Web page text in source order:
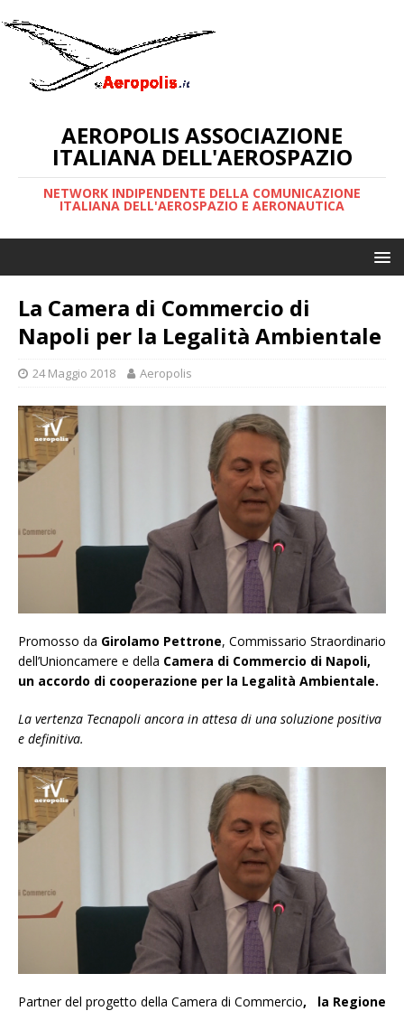
AEROPOLIS ASSOCIAZIONE
ITALIANA DELL'AEROSPAZIO
NETWORK INDIPENDENTE DELLA COMUNICAZIONE
ITALIANA DELL'AEROSPAZIO E AERONAUTICA
La Camera di Commercio di
Napoli per la Legalità Ambientale
24 Maggio 2018 Aeropolis
Promosso da Girolamo Pettrone, Commissario Straordinario
dell’Unioncamere e della Camera di Commercio di Napoli,
un accordo di cooperazione per la Legalità Ambientale.
La vertenza Tecnapoli ancora in attesa di una soluzione positiva
e definitiva.
Partner del progetto della Camera di Commercio, la Regione